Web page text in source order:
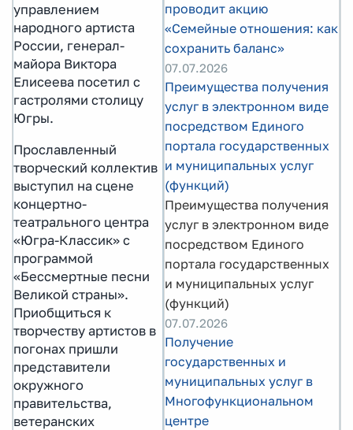
управлением
народного артиста
России, генерал-
майора Виктора
Елисеева посетил с
гастролями столицу
Югры.
Прославленный
творческий коллектив
выступил на сцене
концертно-
театрального центра
«Югра-Классик» с
программой
«Бессмертные песни
Великой страны».
Приобщиться к
творчеству артистов в
погонах пришли
представители
окружного
правительства,
ветеранских
проводит акцию
«Семейные отношения: как
сохранить баланс»
07.07.2026
Преимущества получения
услуг в электронном виде
посредством Единого
портала государственных
и муниципальных услуг
(функций)
Преимущества получения
услуг в электронном виде
посредством Единого
портала государственных
и муниципальных услуг
(функций)
07.07.2026
Получение
государственных и
муниципальных услуг в
Многофункциональном
центре